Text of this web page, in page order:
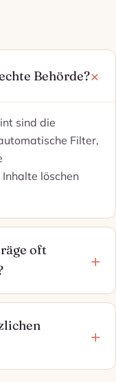
Behörde?
sind die
Filter,
löschen
oft